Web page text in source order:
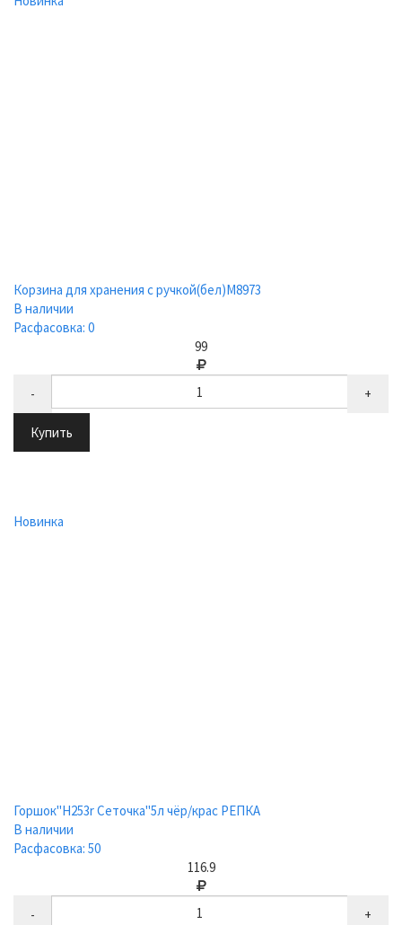
Корзина для хранения с ручкой(бел)М8973
В наличии
Расфасовка: 0
99
- +
Купить
Новинка
Горшок"Н253r Сеточка"5л чёр/крас РЕПКА
В наличии
Расфасовка: 50
116.9
- +